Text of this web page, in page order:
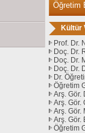
Öğretim
Kültür
Prof. Dr.
Doç. Dr.
Doç. Dr.
Doç. Dr.
Dr.
Öğretim
Arş. Gör.
Arş. Gör.
Arş. Gör.
Arş. Gör.
Öğretim